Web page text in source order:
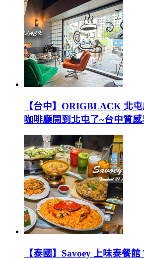
【台中】ORIGBLACK 北
咖啡廳開到北屯了~台中質
【泰國】Savoey 上味泰餐